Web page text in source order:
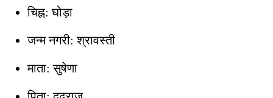
चिह्न: घोड़ा
जन्म नगरी: श्रावस्ती
माता: सुषेणा